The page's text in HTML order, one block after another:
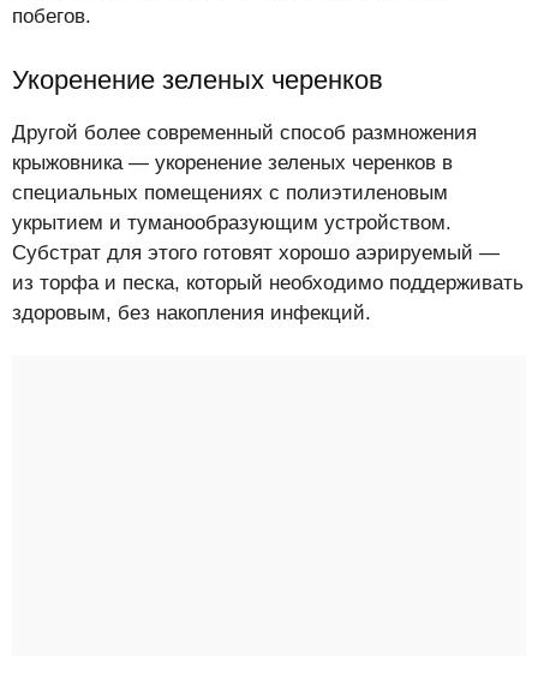
побегов.
Укоренение зеленых черенков
Другой более современный способ размножения
крыжовника — укоренение зеленых черенков в
специальных помещениях с полиэтиленовым
укрытием и туманообразующим устройством.
Субстрат для этого готовят хорошо аэрируемый —
из торфа и песка, который необходимо поддерживать
здоровым, без накопления инфекций.